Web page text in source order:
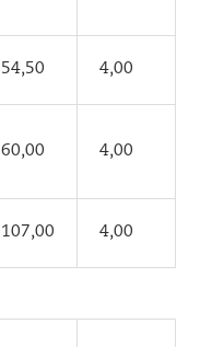
54,50 4,00
60,00 4,00
107,00 4,00